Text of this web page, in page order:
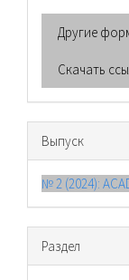
Другие
Скачать
Выпуск
№ 2 (2024):
Раздел